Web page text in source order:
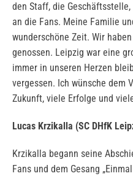
den Staff, die
an die Fans. Meine Familie
wunderschöne Zeit. Wir
genossen. Leipzig war eine
immer in unseren Herzen
vergessen. Ich wünsche dem
Zukunft, viele Erfolge und
Lucas Krzikalla (SC DHfK
Krzikalla begann seine
Fans und dem Gesang